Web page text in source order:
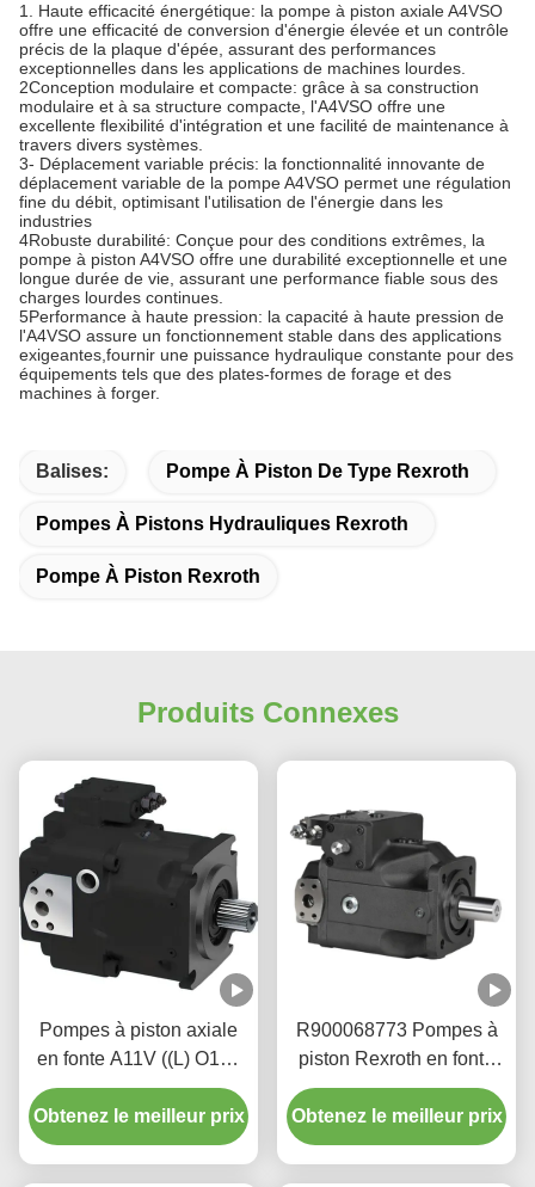
1. Haute efficacité énergétique: la pompe à piston axiale A4VSO
offre une efficacité de conversion d'énergie élevée et un contrôle
précis de la plaque d'épée, assurant des performances
exceptionnelles dans les applications de machines lourdes.
2Conception modulaire et compacte: grâce à sa construction
modulaire et à sa structure compacte, l'A4VSO offre une
excellente flexibilité d'intégration et une facilité de maintenance à
travers divers systèmes.
3- Déplacement variable précis: la fonctionnalité innovante de
déplacement variable de la pompe A4VSO permet une régulation
fine du débit, optimisant l'utilisation de l'énergie dans les
industries
4Robuste durabilité: Conçue pour des conditions extrêmes, la
pompe à piston A4VSO offre une durabilité exceptionnelle et une
longue durée de vie, assurant une performance fiable sous des
charges lourdes continues.
5Performance à haute pression: la capacité à haute pression de
l'A4VSO assure un fonctionnement stable dans des applications
exigeantes,fournir une puissance hydraulique constante pour des
équipements tels que des plates-formes de forage et des
machines à forger.
Balises: Pompe À Piston De Type Rexroth
Pompes À Pistons Hydrauliques Rexroth
Pompe À Piston Rexroth
Produits Connexes
Pompes à piston axiale
en fonte A11V ((L) O190
pour machines mobiles à
pression de 350 bar
Obtenez le meilleur prix
R900068773 Pompes à
piston Rexroth en fonte
A4VSO pour
l'hydraulique industrielle
350 bar
Obtenez le meilleur prix